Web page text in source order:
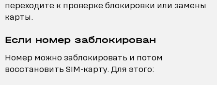
переходите к проверке блокировки или замены
карты.
Если номер заблокирован
Номер можно заблокировать и потом
восстановить SIM-карту. Для этого: